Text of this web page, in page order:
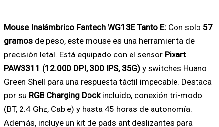
Mouse Inalámbrico Fantech WG13E Tanto E: Con solo 57
gramos de peso, este mouse es una herramienta de
precisión letal. Está equipado con el sensor Pixart
PAW3311 (12.000 DPI, 300 IPS, 35G) y switches Huano
Green Shell para una respuesta táctil impecable. Destaca
por su RGB Charging Dockincluido, conexión tri-modo
(BT, 2.4 Ghz, Cable) y hasta 45 horas de autonomía.
Además, incluye un kit de pads antideslizantes para